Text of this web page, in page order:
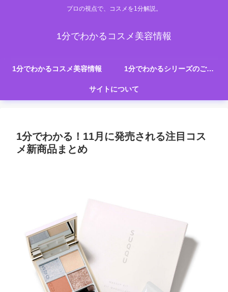
プロの視点で、コスメを1分解説。
1分でわかるコスメ美容情報
1分でわかるコスメ美容情報 1分でわかるシリーズのご紹介
サイトについて
1分でわかる！11月に発売される注目コス
メ新商品まとめ